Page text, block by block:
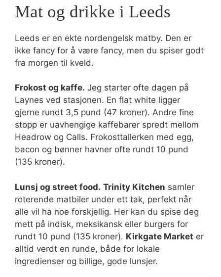
Mat og drikke i Leeds
Leeds er en ekte nordengelsk matby. Den er
ikke fancy for å være fancy, men du spiser godt
fra morgen til kveld.
Frokost og kaffe. Jeg starter ofte dagen på
Laynes ved stasjonen. En flat white ligger
gjerne rundt 3,5 pund (47 kroner). Andre fine
stopp er uavhengige kaffebarer spredt mellom
Headrow og Calls. Frokosttallerken med egg,
bacon og bønner havner ofte rundt 10 pund
(135 kroner).
Lunsj og street food. Trinity Kitchen samler
roterende matbiler under ett tak, perfekt når
alle vil ha noe forskjellig. Her kan du spise deg
mett på indisk, meksikansk eller burgers for
rundt 10 pund (135 kroner). Kirkgate Market er
alltid verdt en runde, både for lokale
ingredienser og billige, gode lunsjer.